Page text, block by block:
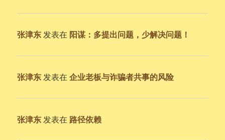
张津东 发表在 阳谋：多提出问题，少解决问题！
张津东 发表在企业老板与诈骗者共事的风险
张津东 发表在 路径依赖